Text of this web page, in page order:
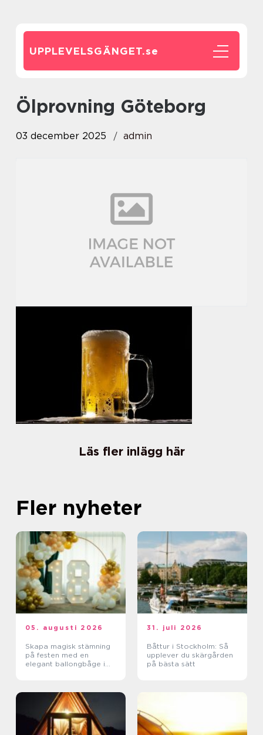
UPPLEVELSGÄNGET.se
Ölprovning Göteborg
03 december 2025 admin
Läs fler inlägg här
Fler nyheter
05. augusti 2026
Skapa magisk stämning
på festen med en
elegant ballongbåge i
31. juli 2026
Båttur i Stockholm: Så
upplever du skärgården
på bästa sätt